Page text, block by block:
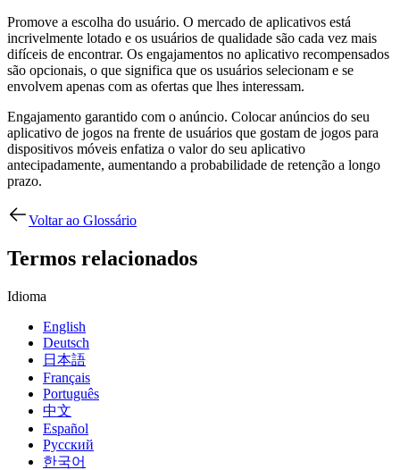
Promove a escolha do usuário. O mercado de aplicativos está
incrivelmente lotado e os usuários de qualidade são cada vez mais
difíceis de encontrar. Os engajamentos no aplicativo recompensados
são opcionais, o que significa que os usuários selecionam e se
envolvem apenas com as ofertas que lhes interessam.
Engajamento garantido com o anúncio. Colocar anúncios do seu
aplicativo de jogos na frente de usuários que gostam de jogos para
dispositivos móveis enfatiza o valor do seu aplicativo
antecipadamente, aumentando a probabilidade de retenção a longo
prazo.
Voltar ao Glossário
Termos relacionados
Idioma
English
Deutsch
日本語
Français
Português
中文
Español
Русский
한국어